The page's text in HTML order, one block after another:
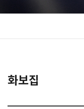
화보집